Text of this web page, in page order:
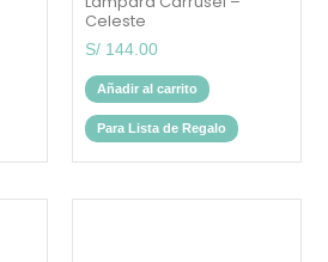
Celeste
S/ 144.00
Añadir al carrito
Para Lista de Regalo